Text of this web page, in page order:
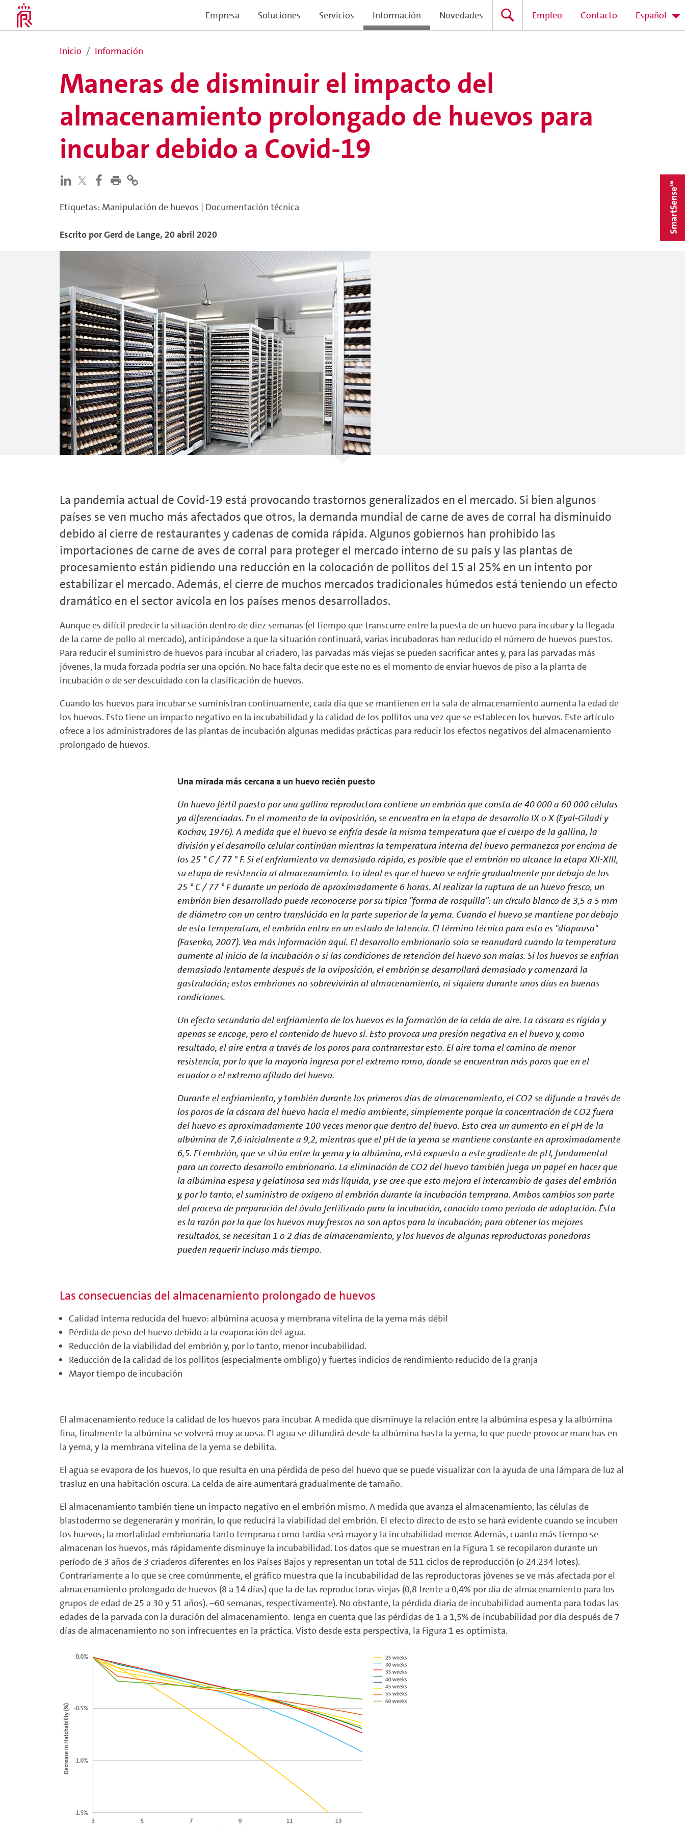
Empresa Soluciones Servicios Información Novedades Empleo Contacto Español
Inicio Información
Maneras de disminuir el impacto del
almacenamiento prolongado de huevos para
incubar debido a Covid-19
Etiquetas: Manipulación de huevos | Documentación técnica
Escrito porGerd de Lange, 20 abril 2020
La pandemia actual de Covid-19 está provocando trastornos generalizados en el mercado. Si bien algunos
países se ven mucho más afectados que otros, la demanda mundial de carne de aves de corral ha disminuido
debido al cierre de restaurantes y cadenas de comida rápida. Algunos gobiernos han prohibido las
importaciones de carne de aves de corral para proteger el mercado interno de su país y las plantas de
procesamiento están pidiendo una reducción en la colocación de pollitos del 15 al 25% en un intento por
estabilizar el mercado. Además, el cierre de muchos mercados tradicionales húmedos está teniendo un efecto
dramático en el sector avícola en los países menos desarrollados.
Aunque es difícil predecir la situación dentro de diez semanas (el tiempo que transcurre entre la puesta de un huevo para incubar y la llegada
de la carne de pollo al mercado), anticipándose a que la situación continuará, varias incubadoras han reducido el número de huevos puestos.
Para reducir el suministro de huevos para incubar al criadero, las parvadas más viejas se pueden sacrificar antes y, para las parvadas más
jóvenes, la muda forzada podría ser una opción. No hace falta decir que este no es el momento de enviar huevos de piso a la planta de
incubación o de ser descuidado con la clasificación de huevos.
Cuando los huevos para incubar se suministran continuamente, cada día que se mantienen en la sala de almacenamiento aumenta la edad de
los huevos. Esto tiene un impacto negativo en la incubabilidad y la calidad de los pollitos una vez que se establecen los huevos. Este artículo
ofrece a los administradores de las plantas de incubación algunas medidas prácticas para reducir los efectos negativos del almacenamiento
prolongado de huevos.
Una mirada más cercana a un huevo recién puesto
Un huevo fértil puesto por una gallina reproductora contiene un embrión que consta de 40 000 a 60 000 células
ya diferenciadas. En el momento de la oviposición, se encuentra en la etapa de desarrollo IX o X (Eyal-Giladi y
Kochav, 1976). A medida que el huevo se enfría desde la misma temperatura que el cuerpo de la gallina, la
división y el desarrollo celular continúan mientras la temperatura interna del huevo permanezca por encima de
los 25 ° C / 77 ° F. Si el enfriamiento va demasiado rápido, es posible que el embrión no alcance la etapa XII-XIII,
su etapa de resistencia al almacenamiento. Lo ideal es que el huevo se enfríe gradualmente por debajo de los
25 ° C / 77 ° F durante un período de aproximadamente 6 horas. Al realizar la ruptura de un huevo fresco, un
embrión bien desarrollado puede reconocerse por su típica "forma de rosquilla": un círculo blanco de 3,5 a 5 mm
de diámetro con un centro translúcido en la parte superior de la yema. Cuando el huevo se mantiene por debajo
de esta temperatura, el embrión entra en un estado de latencia. El término técnico para esto es "diapausa"
(Fasenko, 2007). Vea más información aquí. El desarrollo embrionario solo se reanudará cuando la temperatura
aumente al inicio de la incubación o si las condiciones de retención del huevo son malas. Si los huevos se enfrían
demasiado lentamente después de la oviposición, el embrión se desarrollará demasiado y comenzará la
gastrulación; estos embriones no sobrevivirán al almacenamiento, ni siquiera durante unos días en buenas
condiciones.
Un efecto secundario del enfriamiento de los huevos es la formación de la celda de aire. La cáscara es rígida y
apenas se encoge, pero el contenido de huevo sí. Esto provoca una presión negativa en el huevo y, como
resultado, el aire entra a través de los poros para contrarrestar esto. El aire toma el camino de menor
resistencia, por lo que la mayoría ingresa por el extremo romo, donde se encuentran más poros que en el
ecuador o el extremo afilado del huevo.
Durante el enfriamiento, y también durante los primeros días de almacenamiento, el CO2 se difunde a través de
los poros de la cáscara del huevo hacia el medio ambiente, simplemente porque la concentración de CO2 fuera
del huevo es aproximadamente 100 veces menor que dentro del huevo. Esto crea un aumento en el pH de la
albúmina de 7,6 inicialmente a 9,2, mientras que el pH de la yema se mantiene constante en aproximadamente
6,5. El embrión, que se sitúa entre la yema y la albúmina, está expuesto a este gradiente de pH, fundamental
para un correcto desarrollo embrionario. La eliminación de CO2 del huevo también juega un papel en hacer que
la albúmina espesa y gelatinosa sea más líquida, y se cree que esto mejora el intercambio de gases del embrión
y, por lo tanto, el suministro de oxígeno al embrión durante la incubación temprana. Ambos cambios son parte
del proceso de preparación del óvulo fertilizado para la incubación, conocido como período de adaptación. Ésta
es la razón por la que los huevos muy frescos no son aptos para la incubación; para obtener los mejores
resultados, se necesitan 1 o 2 días de almacenamiento, y los huevos de algunas reproductoras ponedoras
pueden requerir incluso más tiempo.
Las consecuencias del almacenamiento prolongado de huevos
Calidad interna reducida del huevo: albúmina acuosa y membrana vitelina de la yema más débil
Pérdida de peso del huevo debido a la evaporación del agua.
Reducción de la viabilidad del embrión y, por lo tanto, menor incubabilidad.
Reducción de la calidad de los pollitos (especialmente ombligo) y fuertes indicios de rendimiento reducido de la granja
Mayor tiempo de incubación
El almacenamiento reduce la calidad de los huevos para incubar. A medida que disminuye la relación entre la albúmina espesa y la albúmina
fina, finalmente la albúmina se volverá muy acuosa. El agua se difundirá desde la albúmina hasta la yema, lo que puede provocar manchas en
la yema, y ​​la membrana vitelina de la yema se debilita.
El agua se evapora de los huevos, lo que resulta en una pérdida de peso del huevo que se puede visualizar con la ayuda de una lámpara de luz al
trasluz en una habitación oscura. La celda de aire aumentará gradualmente de tamaño.
El almacenamiento también tiene un impacto negativo en el embrión mismo. A medida que avanza el almacenamiento, las células de
blastodermo se degenerarán y morirán, lo que reducirá la viabilidad del embrión. El efecto directo de esto se hará evidente cuando se incuben
los huevos; la mortalidad embrionaria tanto temprana como tardía será mayor y la incubabilidad menor. Además, cuanto más tiempo se
almacenan los huevos, más rápidamente disminuye la incubabilidad. Los datos que se muestran en la Figura 1 se recopilaron durante un
período de 3 años de 3 criaderos diferentes en los Países Bajos y representan un total de 511 ciclos de reproducción (o 24.234 lotes).
Contrariamente a lo que se cree comúnmente, el gráfico muestra que la incubabilidad de las reproductoras jóvenes se ve más afectada por el
almacenamiento prolongado de huevos (8 a 14 días) que la de las reproductoras viejas (0,8 frente a 0,4% por día de almacenamiento para los
grupos de edad de 25 a 30 y 51 años). –60 semanas, respectivamente). No obstante, la pérdida diaria de incubabilidad aumenta para todas las
edades de la parvada con la duración del almacenamiento. Tenga en cuenta que las pérdidas de 1 a 1,5% de incubabilidad por día después de 7
días de almacenamiento no son infrecuentes en la práctica. Visto desde esta perspectiva, la Figura 1 es optimista.